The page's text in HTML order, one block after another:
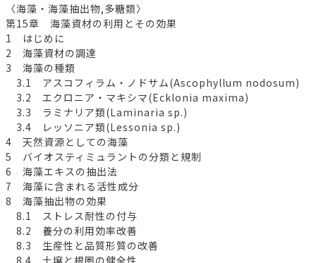
〈海藻・海藻抽出物,多糖類〉
第15章 海藻資材の利用とその効果
1 はじめに
2 海藻資材の調達
3 海藻の種類
3.1 アスコフィラム・ノドサム(Ascophyllum nodosum)
3.2 エクロニア・マキシマ(Ecklonia maxima)
3.3 ラミナリア類(Laminaria sp.)
3.4 レッソニア類(Lessonia sp.)
4 天然資源としての海藻
5 バイオスティミュラントの分類と規制
6 海藻エキスの抽出法
7 海藻に含まれる活性成分
8 海藻抽出物の効果
8.1 ストレス耐性の付与
8.2 養分の利用効率改善
8.3 生産性と品質形質の改善
8.4 土壌と根圏の健全性